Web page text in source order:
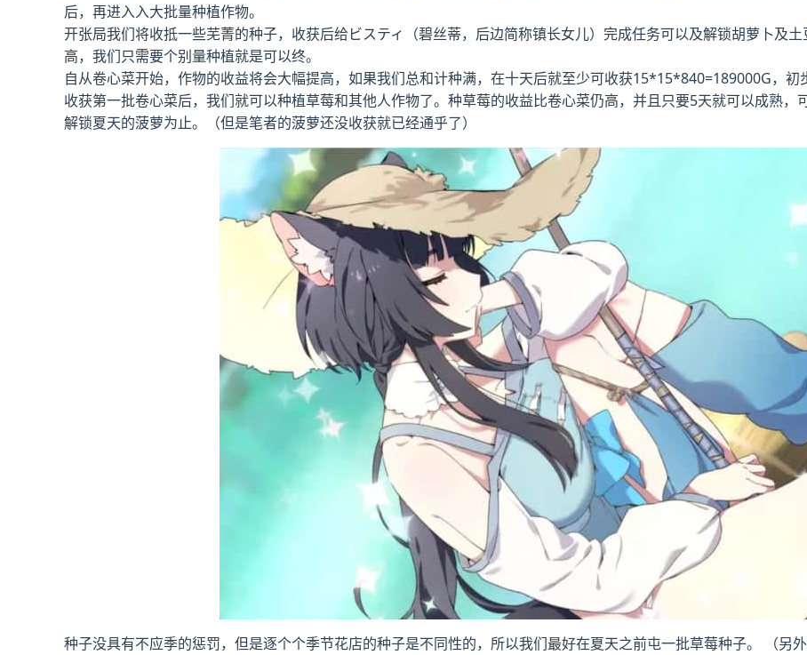
后，再进入入大批量种植作物。
开张局我们将收抵一些芜菁的种子，收获后给ビスティ（碧丝蒂，后边简称镇长女儿）完成任务可以及解锁胡萝卜及
高，我们只需要个别量种植就是可以终。
自从卷心菜开始，作物的收益将会大幅提高，如果我们总和计种满，在十天后就至少可收获15*15*840=189000G，初
收获第一批卷心菜后，我们就可以种植草莓和其他人作物了。种草莓的收益比卷心菜仍高，并且只要5天就可以成熟
解锁夏天的菠萝为止。（但是笔者的菠萝还没收获就已经通乎了）
种子没具有不应季的惩罚，但是逐个个季节花店的种子是不同性的，所以我们最好在夏天之前屯一批草莓种子。 （另